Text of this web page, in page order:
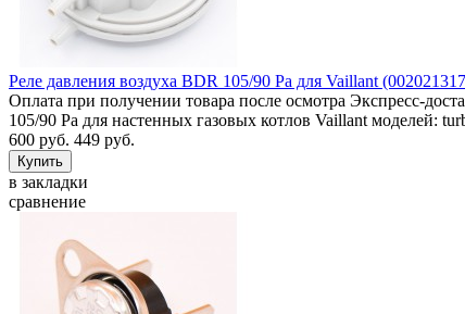
Реле давления воздуха BDR 105/90 Pa для Vaillant
Оплата при получении товара после осмотра Экспресс-
105/90 Pa для настенных газовых котлов Vaillant моделей:
600 руб. 449 руб.
в закладки
сравнение